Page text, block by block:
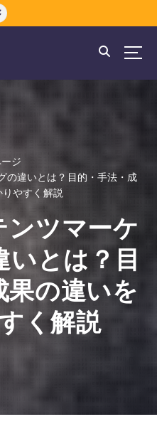
ジ
の違いとは？目的・手法・成
やすく解説
ンツマーケ
とは？目
の違いを
く解説